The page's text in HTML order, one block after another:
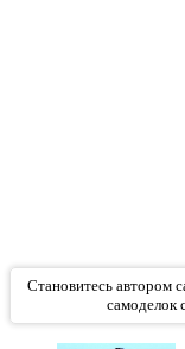
Становитесь автором
самоделок